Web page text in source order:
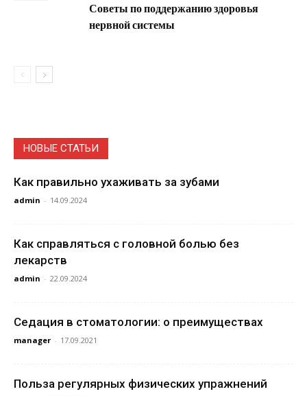
Советы по поддержанию здоровья
нервной системы
НОВЫЕ СТАТЬИ
Как правильно ухаживать за зубами
admin - 14.09.2024
Как справляться с головной болью без
лекарств
admin - 22.09.2024
Седация в стоматологии: о преимуществах
manager - 17.09.2021
Польза регулярных физических упражнений